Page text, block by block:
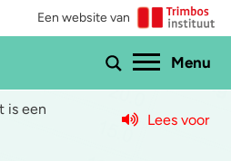
Een website van
Menu
is een
Lees voor